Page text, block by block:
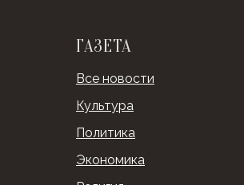
ГАЗЕТА
Все новости
Культура
Политика
Экономика